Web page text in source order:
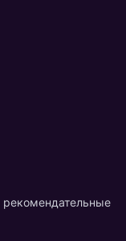
рекомендательные